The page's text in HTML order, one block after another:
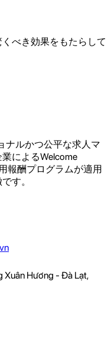
べき効果をもたらして
ナルかつ公平な求人マ
によるWelcome
報酬プログラムが適用
す。
Xuân Hương - Đà Lạt,